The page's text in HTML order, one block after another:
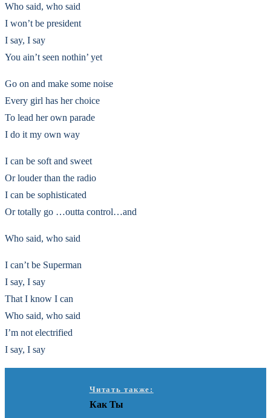
Who said, who said
I won’t be president
I say, I say
You ain’t seen nothin’ yet
Go on and make some noise
Every girl has her choice
To lead her own parade
I do it my own way
I can be soft and sweet
Or louder than the radio
I can be sophisticated
Or totally go …outta control…and
Who said, who said
I can’t be Superman
I say, I say
That I know I can
Who said, who said
I’m not electrified
I say, I say
Читать также:
Как Ты